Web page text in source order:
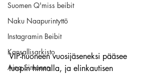
Suomen Q'miss beibit
Naku Naapurintyttö
Instagramin Beibit
Kansallisarkisto
Aina Simonen
VIP-huoneen vuosijäseneksi pääsee
tuopin hinnalla, ja elinkautisen